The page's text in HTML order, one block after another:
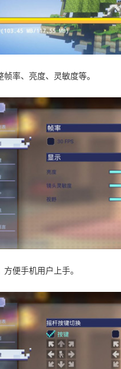
率、亮度、灵敏度等。
便手机用户上手。